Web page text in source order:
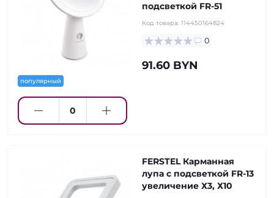
популярный
подсветкой FR-51
Код товара: 114450164824
0
91.60 BYN
FERSTEL Карманная
лупа с подсветкой FR-13
увеличение Х3, Х10